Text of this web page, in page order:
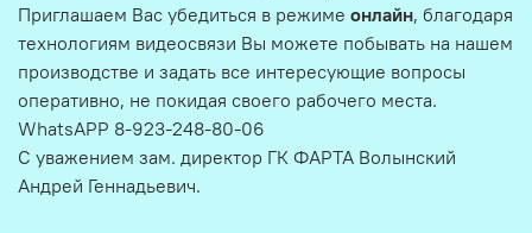
Приглашаем Вас убедиться в режиме онлайн, благодаря
технологиям видеосвязи Вы можете побывать на нашем
производстве и задать все интересующие вопросы
оперативно, не покидая своего рабочего места.
WhatsAPP 8-923-248-80-06
С уважением зам. директор ГК ФАРТА Волынский
Андрей Геннадьевич.